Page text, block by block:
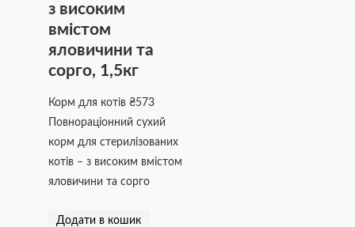
з високим
вмістом
яловичини та
сорго, 1,5кг
Корм для котів₴573
Повнораціонний сухий
корм для стерилізованих
котів – з високим вмістом
яловичини та сорго
Додати в кошик